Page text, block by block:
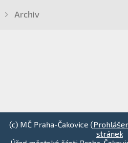
Archiv
(c) MČ Praha-Čakovice (
stránek